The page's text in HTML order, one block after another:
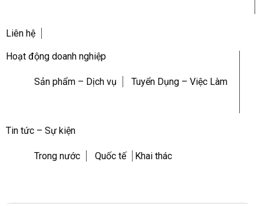
Liên hệ
Hoạt động doanh nghiệp
Sản phẩm – Dịch vụ Tuyển Dụng – Việc Làm
Tin tức – Sự kiện
Trong nước Quốc tế Khai thác